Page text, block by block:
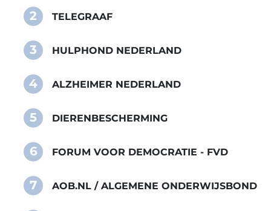
2 TELEGRAAF
3 HULPHOND NEDERLAND
4 ALZHEIMER NEDERLAND
5 DIERENBESCHERMING
6 FORUM VOOR DEMOCRATIE - FVD
7 AOB.NL / ALGEMENE ONDERWIJSBOND